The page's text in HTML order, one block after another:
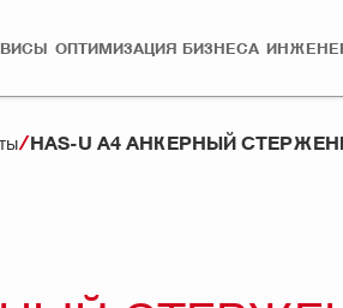
ОПТИМИЗАЦИЯ БИЗНЕСА
HAS-U A4 АНКЕРНЫЙ